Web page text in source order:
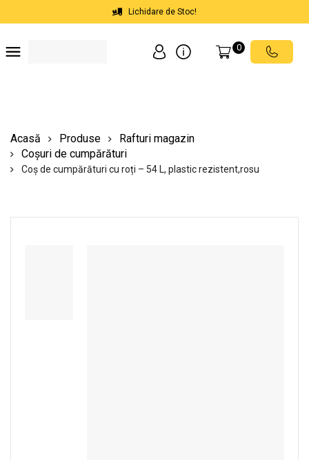
Lichidare de Stoc!
0
Acasă Produse
Rafturi magazin
Coșuri de cumpărături
Coș de cumpărături cu roți – 54 L, plastic rezistent,rosu